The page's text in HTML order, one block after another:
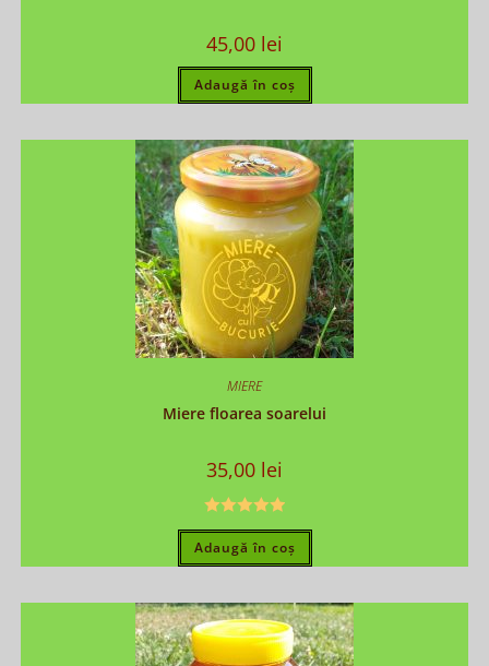
45,00 lei
Adaugă în coș
MIERE
Miere floarea soarelui
35,00 lei
Evaluat la
5.00din 5
Adaugă în coș